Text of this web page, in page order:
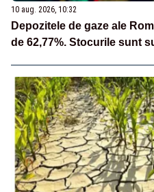
10 aug. 2026, 10:32
Depozitele de gaze ale
de 62,77%. Stocurile sunt